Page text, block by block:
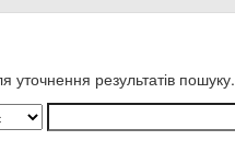
уточнення результатів пошуку.